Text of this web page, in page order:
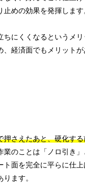
めの効果を発揮します
にくくなるというメリ
経済面でもメリットが
さえたあと、硬化す
のことは「ノロ引き」
面を完全に平らに仕
ます。